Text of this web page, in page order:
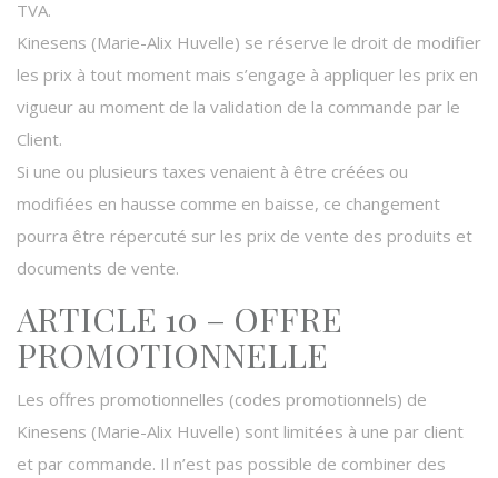
TVA.
Kinesens (Marie-Alix Huvelle) se réserve le droit de modifier
les prix à tout moment mais s’engage à appliquer les prix en
vigueur au moment de la validation de la commande par le
Client.
Si une ou plusieurs taxes venaient à être créées ou
modifiées en hausse comme en baisse, ce changement
pourra être répercuté sur les prix de vente des produits et
documents de vente.
ARTICLE 10 – OFFRE
PROMOTIONNELLE
Les offres promotionnelles (codes promotionnels) de
Kinesens (Marie-Alix Huvelle) sont limitées à une par client
et par commande. Il n’est pas possible de combiner des